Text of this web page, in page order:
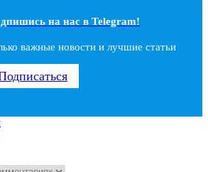
на наc в Telegram!
важные новости и лучшие статьи